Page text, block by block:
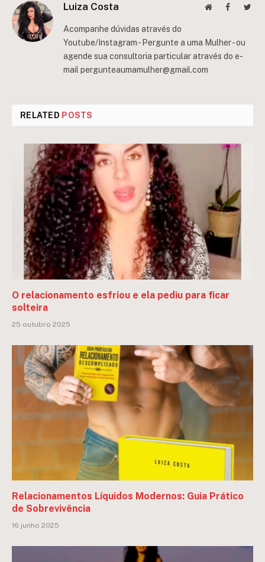
Luiza Costa WebsiteFacebook
Acompanhe dúvidas através do
Youtube/Instagram - Pergunte a uma Mulher - ou
agende sua consultoria particular através do e-
mail pergunteaumamulher@gmail.com
RELATED POSTS
O relacionamento esfriou e ela pediu para ficar
solteira
25 outubro 2025
Relacionamentos Líquidos Modernos: Guia Prático
de Sobrevivência
16 junho 2025